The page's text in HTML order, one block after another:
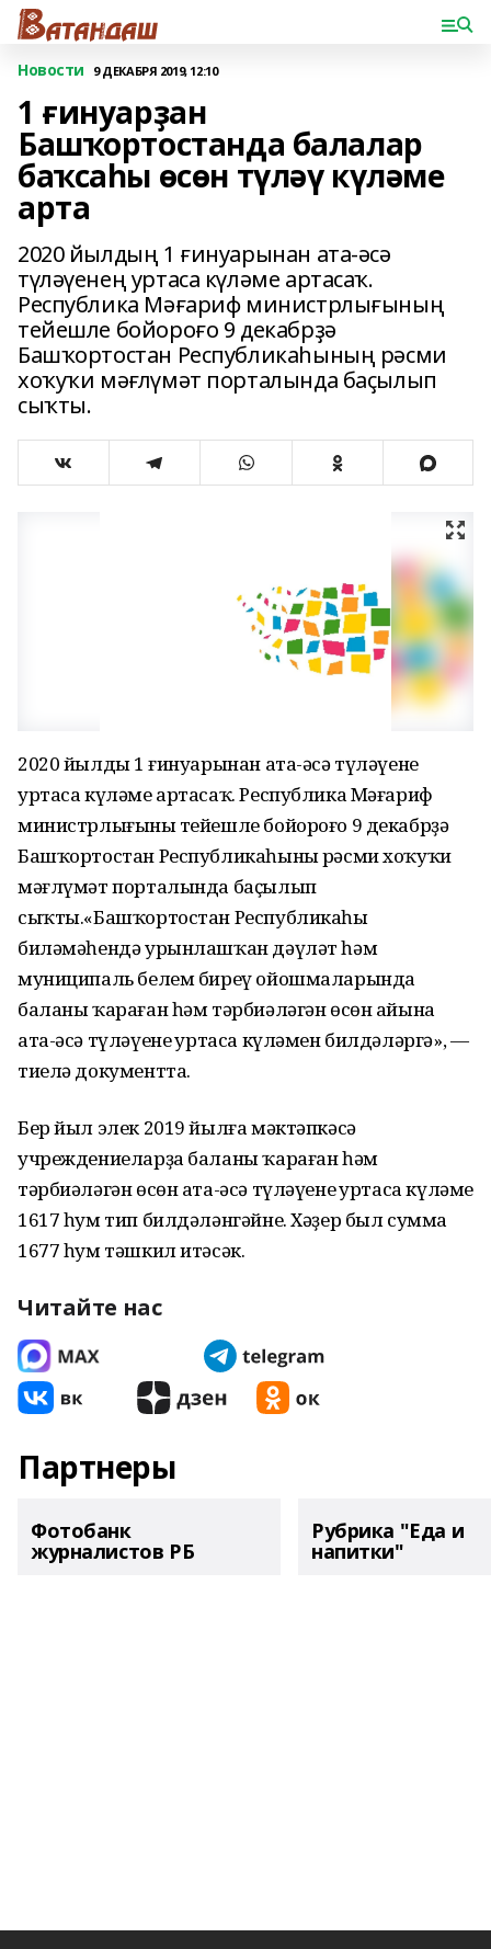
Новости 9 ДЕКАБРЯ 2019, 12:10
1 ғинуарҙан
Башҡортостанда балалар
баҡсаһы өсөн түләү күләме
арта
2020 йылдың 1 ғинуарынан ата-әсә
түләүенең уртаса күләме артасаҡ.
Республика Мәғариф министрлығының
тейешле бойороғо 9 декабрҙә
Башҡортостан Республикаһының рәсми
хоҡуҡи мәғлүмәт порталында баҫылып
сыҡты.
2020 йылдың 1 ғинуарынан ата-әсә түләүенең
уртаса күләме артасаҡ. Республика Мәғариф
министрлығының тейешле бойороғо 9 декабрҙә
Башҡортостан Республикаһының рәсми хоҡуҡи
мәғлүмәт порталында баҫылып
сыҡты.«Башҡортостан Республикаһы
биләмәһендә урынлашҡан дәүләт һәм
муниципаль белем биреү ойошмаларында
баланы ҡараған һәм тәрбиәләгән өсөн айына
ата-әсә түләүенең уртаса күләмен билдәләргә», —
тиелә документта.
Бер йыл элек 2019 йылға мәктәпкәсә
учреждениеларҙа баланы ҡараған һәм
тәрбиәләгән өсөн ата-әсә түләүенең уртаса күләме
1617 һум тип билдәләнгәйне. Хәҙер был сумма
1677 һум тәшкил итәсәк.
Читайте нас
Партнеры
Фотобанк
журналистов РБ
Рубрика "Еда и
напитки"